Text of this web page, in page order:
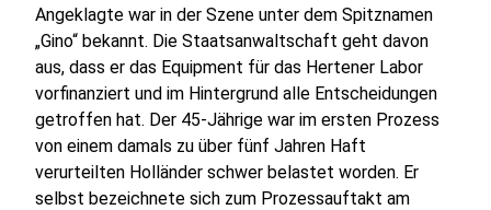
Angeklagte war in der Szene unter dem Spitznamen
„Gino“ bekannt. Die Staatsanwaltschaft geht davon
aus, dass er das Equipment für das Hertener Labor
vorfinanziert und im Hintergrund alle Entscheidungen
getroffen hat. Der 45-Jährige war im ersten Prozess
von einem damals zu über fünf Jahren Haft
verurteilten Holländer schwer belastet worden. Er
selbst bezeichnete sich zum Prozessauftakt am